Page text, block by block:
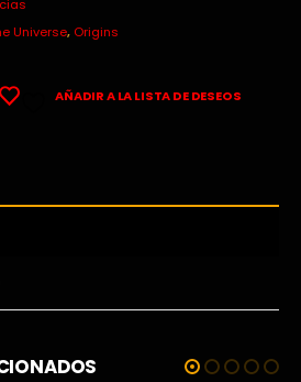
Universe, Origins
AÑADIR A LA LISTA DE DESEOS